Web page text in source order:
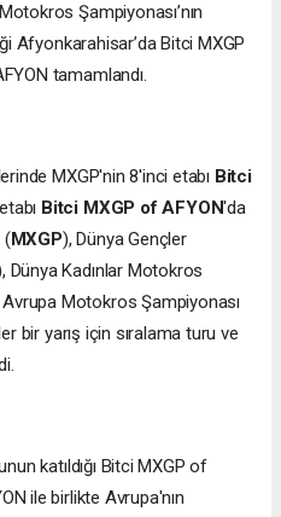
Şampiyonası’nın
Afyonkarahisar’da Bitci MXGP
tamamlandı.
MXGP'nin 8'inci etabı Bitci
Bitci MXGP of AFYON'da
(MXGP), Dünya Gençler
Dünya Kadınlar Motokros
Motokros Şampiyonası
bir yarış için sıralama turu ve
katıldığı Bitci MXGP of
ile birlikte Avrupa'nın